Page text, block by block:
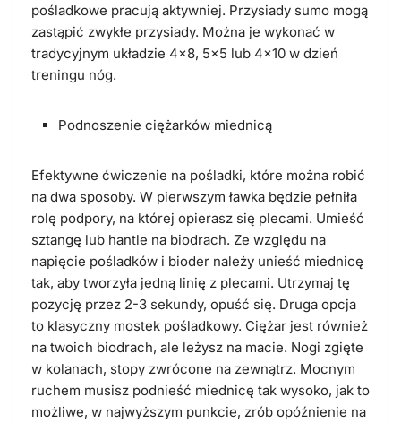
pośladkowe pracują aktywniej. Przysiady sumo mogą
zastąpić zwykłe przysiady. Można je wykonać w
tradycyjnym układzie 4×8, 5×5 lub 4×10 w dzień
treningu nóg.
Podnoszenie ciężarków miednicą
Efektywne ćwiczenie na pośladki, które można robić
na dwa sposoby. W pierwszym ławka będzie pełniła
rolę podpory, na której opierasz się plecami. Umieść
sztangę lub hantle na biodrach. Ze względu na
napięcie pośladków i bioder należy unieść miednicę
tak, aby tworzyła jedną linię z plecami. Utrzymaj tę
pozycję przez 2-3 sekundy, opuść się. Druga opcja
to klasyczny mostek pośladkowy. Ciężar jest również
na twoich biodrach, ale leżysz na macie. Nogi zgięte
w kolanach, stopy zwrócone na zewnątrz. Mocnym
ruchem musisz podnieść miednicę tak wysoko, jak to
możliwe, w najwyższym punkcie, zrób opóźnienie na